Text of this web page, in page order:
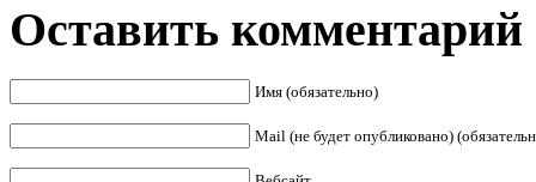
Оставить комментарий
Имя (обязательно)
Mail (не будет опубликовано)